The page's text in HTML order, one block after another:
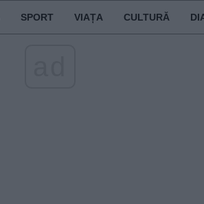
SPORT VIAȚA CULTURĂ